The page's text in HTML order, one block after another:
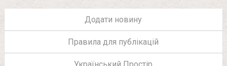
Додати новину
Правила для публікацій